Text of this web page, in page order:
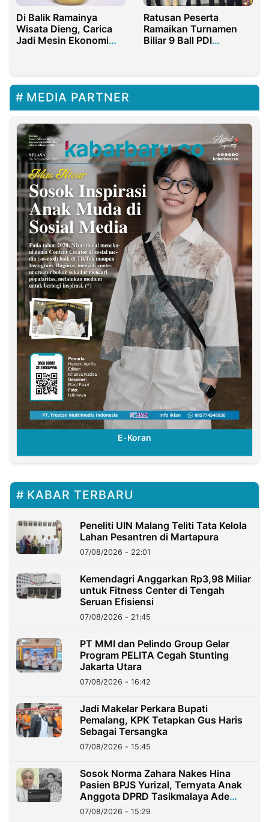
Di Balik Ramainya
Wisata Dieng, Carica
Jadi Mesin Ekonomi
Ratusan Peserta
Ramaikan Turnamen
Biliar 9 Ball PDI
MEDIA PARTNER
E-Koran
KABAR TERBARU
Peneliti UIN Malang Teliti Tata Kelola
Lahan Pesantren di Martapura
07/08/2026 - 22:01
Kemendagri Anggarkan Rp3,98 Miliar
untuk Fitness Center di Tengah
Seruan Efisiensi
07/08/2026 - 21:45
PT MMI dan Pelindo Group Gelar
Program PELITA Cegah Stunting
Jakarta Utara
07/08/2026 - 16:42
Jadi Makelar Perkara Bupati
Pemalang, KPK Tetapkan Gus Haris
Sebagai Tersangka
07/08/2026 - 15:45
Sosok Norma Zahara Nakes Hina
Pasien BPJS Yurizal, Ternyata Anak
Anggota DPRD Tasikmalaya Ade
Lukman
07/08/2026 - 15:29